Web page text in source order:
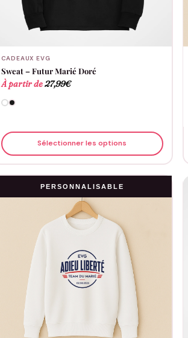
CADEAUX EVG
Sweat – Futur Marié Doré
À partir de27,99€
Sélectionner les options
PERSONNALISABLE